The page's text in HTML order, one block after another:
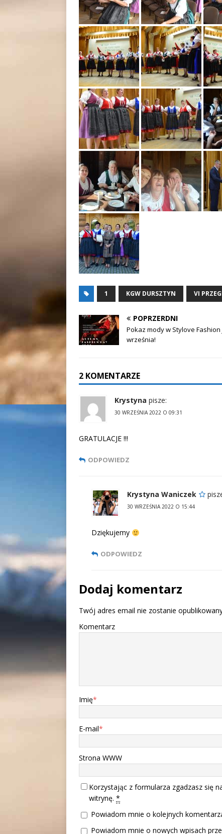
1 KGW DURSZTYN VI
POPRZERDNI
Pokaz mody w Stylove Fashion
września!
2 KOMENTARZE
Krystyna pisze:
30 WRZEŚNIA 2022 O 09:31
GRATULACJE !!!
ODPOWIEDZ
Krystyna Waniczek
30 WRZEŚNIA 2022 O 15:44
Dziękujemy
ODPOWIEDZ
Dodaj komentarz
Twój adres email nie zostanie
Komentarz
Imię*
E-mail*
Strona WWW
Korzystając z formularza zgadzasz się
witrynę. *
Powiadom mnie o kolejnych
Powiadom mnie o nowych wpisach